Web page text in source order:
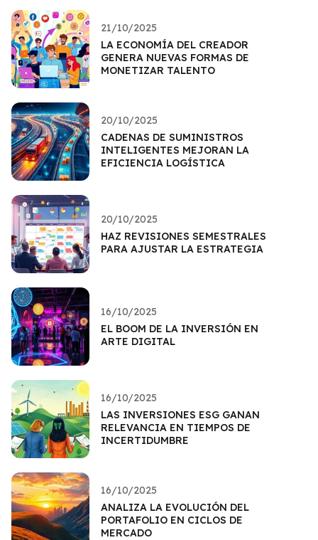
21/10/2025
LA ECONOMÍA DEL CREADOR
GENERA NUEVAS FORMAS DE
MONETIZAR TALENTO
20/10/2025
CADENAS DE SUMINISTROS
INTELIGENTES MEJORAN LA
EFICIENCIA LOGÍSTICA
20/10/2025
HAZ REVISIONES SEMESTRALES
PARA AJUSTAR LA ESTRATEGIA
16/10/2025
EL BOOM DE LA INVERSIÓN EN
ARTE DIGITAL
16/10/2025
LAS INVERSIONES ESG GANAN
RELEVANCIA EN TIEMPOS DE
INCERTIDUMBRE
16/10/2025
ANALIZA LA EVOLUCIÓN DEL
PORTAFOLIO EN CICLOS DE
MERCADO